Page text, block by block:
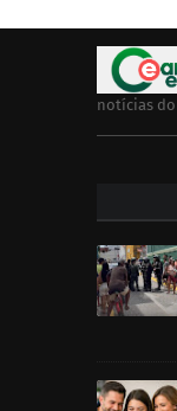
notícias do